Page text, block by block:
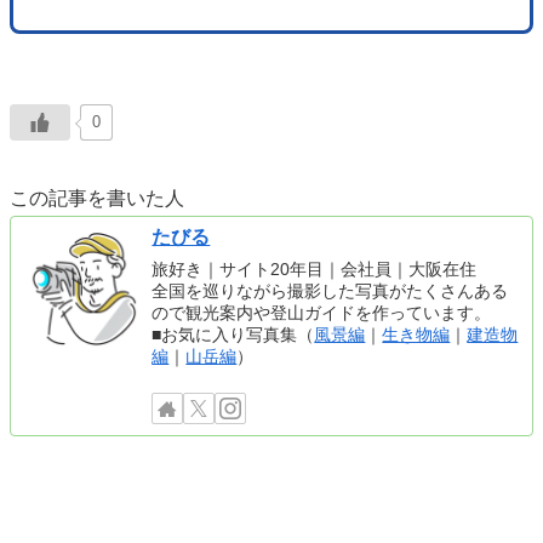
0
この記事を書いた人
たびる
旅好き｜サイト20年目｜会社員｜大阪在住
全国を巡りながら撮影した写真がたくさんある
ので観光案内や登山ガイドを作っています。
■お気に入り写真集（ 風景編 ｜生き物編 ｜建造物
編 ｜ 山岳編）